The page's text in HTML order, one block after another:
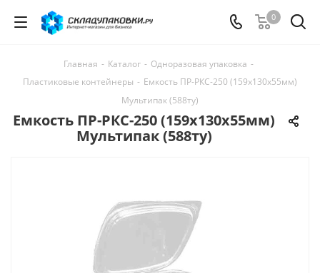
0
Главная - Каталог - Одноразовая упаковка -
Пластиковые контейнеры - Емкость ПР-РКС-250 (159х130х55мм)
Мультипак (588ту)
Емкость ПР-РКС-250 (159х130х55мм)
Мультипак (588ту)